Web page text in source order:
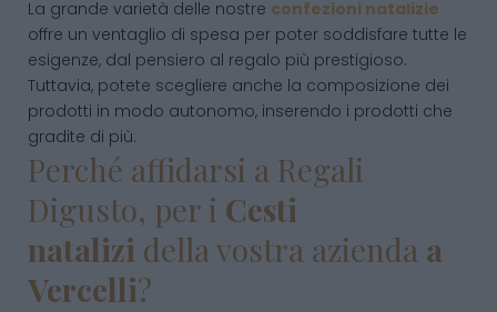
La grande varietà delle nostre confezioni natalizie
offre un ventaglio di spesa per poter soddisfare tutte le
esigenze, dal pensiero al regalo più prestigioso.
Tuttavia, potete scegliere anche la composizione dei
prodotti in modo autonomo, inserendo i prodotti che
gradite di più.
Perché affidarsi a Regali
Digusto, per i Cesti
natalizi della vostra azienda a
Vercelli?